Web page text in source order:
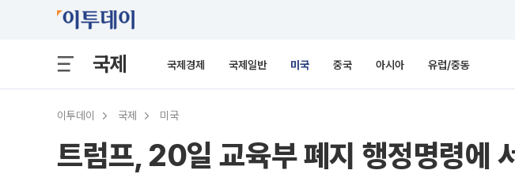
국제 국제경제 국제일반 미국 중국 아시아 유럽/중동
이투데이 국제 미국
트럼프, 20일 교육부 폐지 행정명령에